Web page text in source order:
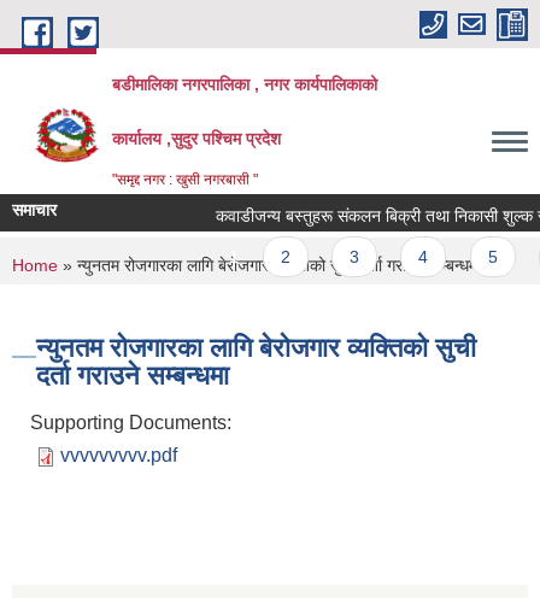
Skip to main content
बडीमालिका नगरपालिका , नगर कार्यपालिकाको
कार्यालय ,सुदुर पश्चिम प्रदेश
"समृद्द नगर : खुसी नगरबासी "
समाचार कवाडीजन्य बस्तुहरू संकलन बिक्री तथा निकासी शुल्क
Pages
1
You are here
Home » न्युनतम रोजगारका लागि बेरोजगार व्यक्तिको सुची दर्ता गराउने सम्बन्धमा
न्युनतम रोजगारका लागि बेरोजगार व्यक्तिको सुची
दर्ता गराउने सम्बन्धमा
Supporting Documents:
vvvvvvvvv.pdf